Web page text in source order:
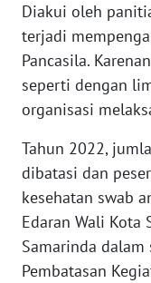
Diakui oleh
terjadi
Pancasila.
seperti dengan
organisasi
Tahun 2022,
dibatasi dan
kesehatan swab
Edaran Wali Kota
Samarinda dalam
Pembatasan
BANTEN
WN
NTT
KEPRI
WN
PAPUA
WN